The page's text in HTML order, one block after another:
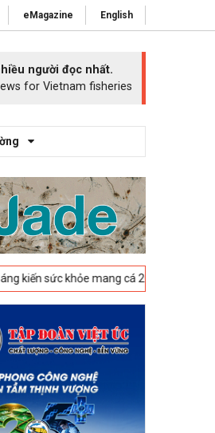
eMagazine English
người đọc nhất.
for Vietnam fisheries
mang cá 2025 -23-04-2025